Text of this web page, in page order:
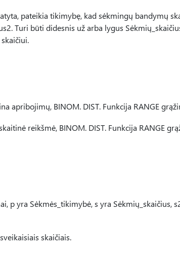
pateikia tikimybę, kad sėkmingų bandymų
Turi būti didesnis už arba lygus
apribojimų, BINOM. DIST. Funkcija RANGE
reikšmė, BINOM. DIST. Funkcija RANGE
p yra Sėkmės_tikimybė, s yra Sėkmių_skaičius,
skaičiais.